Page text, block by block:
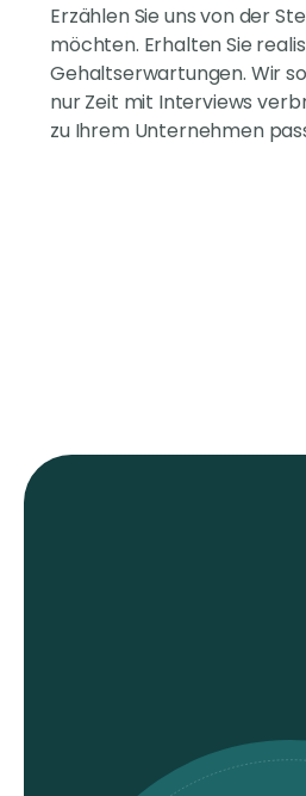
Erzählen Sie uns von der
möchten. Erhalten Sie
Gehaltserwartungen. Wir
nur Zeit mit Interviews
zu Ihrem Unternehmen